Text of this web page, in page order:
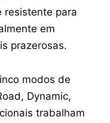
resistente para
em
prazerosas.
modos de
Dynamic,
trabalham